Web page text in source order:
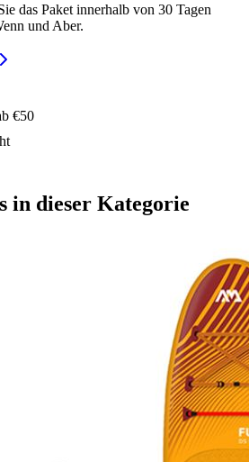
das Paket innerhalb von 30 Tagen
und Aber.
€50
in dieser Kategorie